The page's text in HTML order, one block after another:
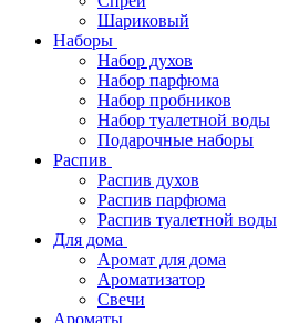
Шариковый
Наборы
Набор духов
Набор парфюма
Набор пробников
Набор туалетной воды
Подарочные наборы
Распив
Распив духов
Распив парфюма
Распив туалетной воды
Для дома
Аромат для дома
Ароматизатор
Свечи
Ароматы